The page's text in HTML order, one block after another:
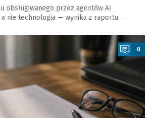
obsługiwanego przez agentów AI
a nie technologia — wynika z raportu …
0